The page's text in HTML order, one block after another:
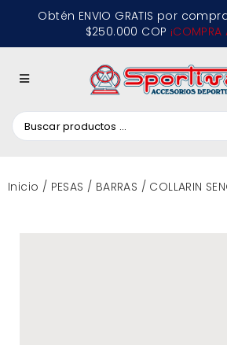
Obtén ENVIO GRATIS por
$250.000 COP ¡COMPRA
Inicio / PESAS / BARRAS / COLLARIN